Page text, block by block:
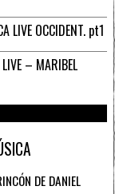
LIVE OCCIDENT. pt1
– MARIBEL
DE DANIEL